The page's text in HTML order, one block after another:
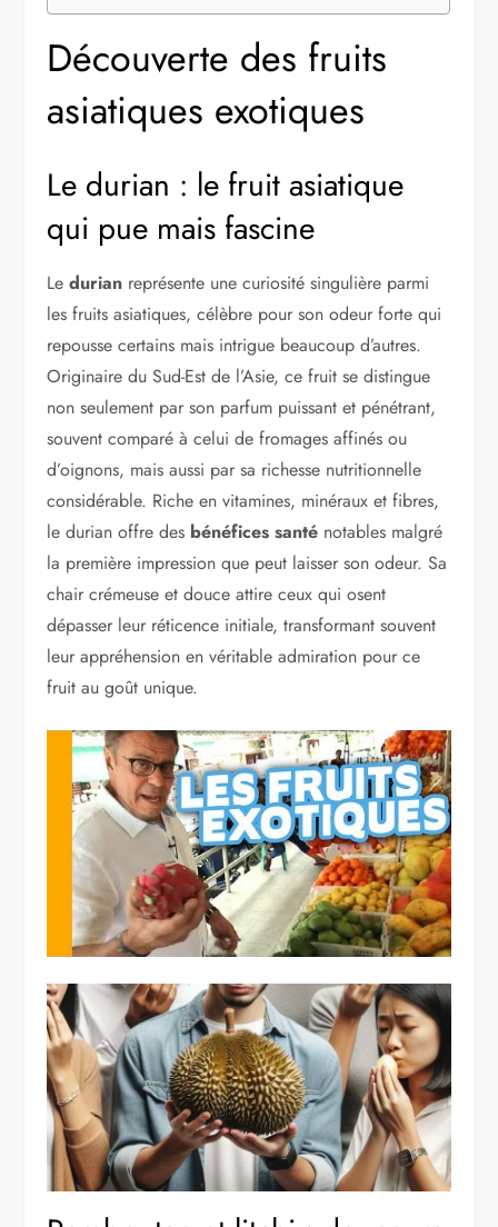
Découverte des fruits
asiatiques exotiques
Le durian : le fruit asiatique
qui pue mais fascine
Ledurian représente une curiosité singulière parmi
les fruits asiatiques, célèbre pour son odeur forte qui
repousse certains mais intrigue beaucoup d’autres.
Originaire du Sud-Est de l’Asie, ce fruit se distingue
non seulement par son parfum puissant et pénétrant,
souvent comparé à celui de fromages affinés ou
d’oignons, mais aussi par sa richesse nutritionnelle
considérable. Riche en vitamines, minéraux et fibres,
le durian offre des bénéfices santé notables malgré
la première impression que peut laisser son odeur. Sa
chair crémeuse et douce attire ceux qui osent
dépasser leur réticence initiale, transformant souvent
leur appréhension en véritable admiration pour ce
fruit au goût unique.